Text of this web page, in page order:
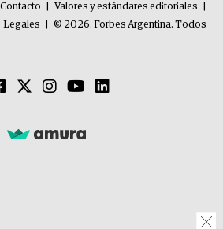
Contacto Valores y estándares editoriales
Legales
© 2026. Forbes Argentina. Todos